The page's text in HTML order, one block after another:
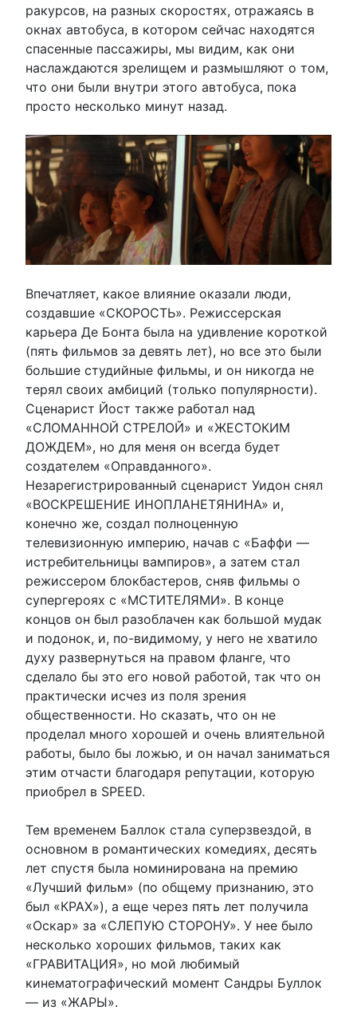
ракурсов, на разных скоростях, отражаясь в
окнах автобуса, в котором сейчас находятся
спасенные пассажиры, мы видим, как они
наслаждаются зрелищем и размышляют о том,
что они были внутри этого автобуса, пока
просто несколько минут назад.
Впечатляет, какое влияние оказали люди,
создавшие «СКОРОСТЬ». Режиссерская
карьера Де Бонта была на удивление короткой
(пять фильмов за девять лет), но все это были
большие студийные фильмы, и он никогда не
терял своих амбиций (только популярности).
Сценарист Йост также работал над
«СЛОМАННОЙ СТРЕЛОЙ» и «ЖЕСТОКИМ
ДОЖДЕМ», но для меня он всегда будет
создателем «Оправданного».
Незарегистрированный сценарист Уидон снял
«ВОСКРЕШЕНИЕ ИНОПЛАНЕТЯНИНА» и,
конечно же, создал полноценную
телевизионную империю, начав с «Баффи —
истребительницы вампиров», а затем стал
режиссером блокбастеров, сняв фильмы о
супергероях с «МСТИТЕЛЯМИ». В конце
концов он был разоблачен как большой мудак
и подонок, и, по-видимому, у него не хватило
духу развернуться на правом фланге, что
сделало бы это его новой работой, так что он
практически исчез из поля зрения
общественности. Но сказать, что он не
проделал много хорошей и очень влиятельной
работы, было бы ложью, и он начал заниматься
этим отчасти благодаря репутации, которую
приобрел в SPEED.
Тем временем Баллок стала суперзвездой, в
основном в романтических комедиях, десять
лет спустя была номинирована на премию
«Лучший фильм» (по общему признанию, это
был «КРАХ»), а еще через пять лет получила
«Оскар» за «СЛЕПУЮ СТОРОНУ». У нее было
несколько хороших фильмов, таких как
«ГРАВИТАЦИЯ», но мой любимый
кинематографический момент Сандры Буллок
— из «ЖАРЫ».